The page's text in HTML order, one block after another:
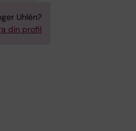
Uhlén?
din profil